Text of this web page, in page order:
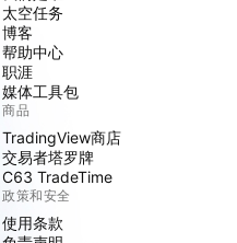
太空任务
博客
帮助中心
职涯
媒体工具包
商品
TradingView商店
交易者塔罗牌
C63 TradeTime
政策和安全
使用条款